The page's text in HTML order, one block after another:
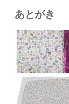
あとがき